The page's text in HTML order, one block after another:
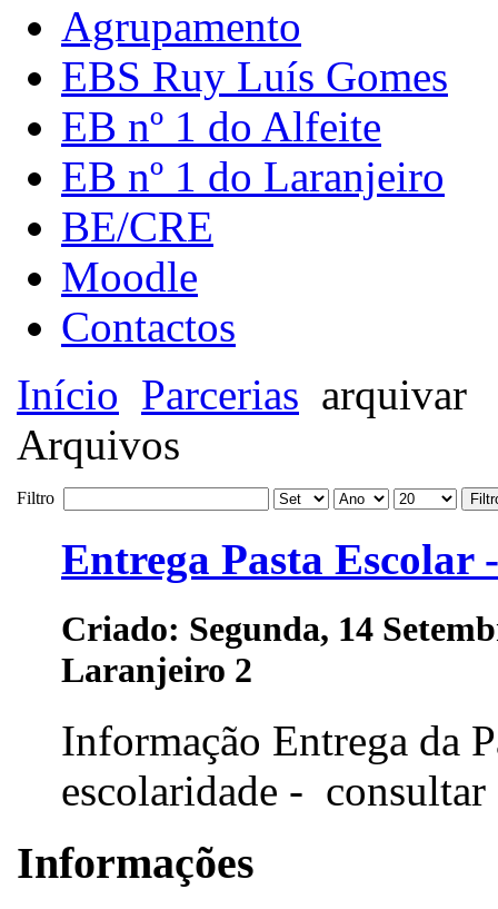
Agrupamento
EBS Ruy Luís Gomes
EB nº 1 do Alfeite
EB nº 1 do Laranjeiro
BE/CRE
Moodle
Contactos
Início Parcerias arquivar
Arquivos
Filtro
Entrega Pasta Escolar
Criado: Segunda, 14
Laranjeiro 2
Informação Entrega da
escolaridade - consultar
Informações